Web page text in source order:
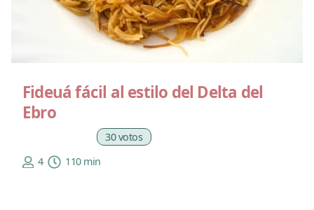
Fideuá fácil al estilo del Delta del
Ebro
30 votos
4
110 min